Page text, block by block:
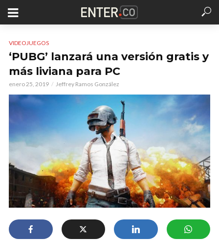
VIDEOJUEGOS
‘PUBG’ lanzará una versión gratis y
más liviana para PC
enero 25, 2019 Jeffrey Ramos González